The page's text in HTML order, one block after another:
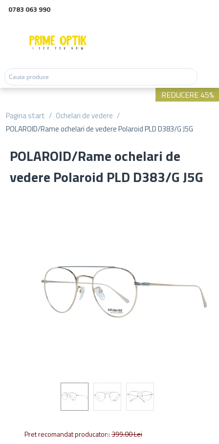
0783 063 990
Pagina start / Ochelari de vedere /
POLAROID/Rame ochelari de vedere Polaroid PLD D383/G J5G
POLAROID/Rame ochelari de
vedere Polaroid PLD D383/G J5G
Pret recomandat producator::399.00Lei
REDUCERE 45%